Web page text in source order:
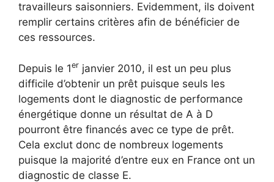
travailleurs saisonniers. Evidemment, ils doivent
remplir certains critères afin de bénéficier de
ces ressources.
Depuis le 1er janvier 2010, il est un peu plus
difficile d’obtenir un prêt puisque seuls les
logements dont le diagnostic de performance
énergétique donne un résultat de A à D
pourront être financés avec ce type de prêt.
Cela exclut donc de nombreux logements
puisque la majorité d’entre eux en France ont un
diagnostic de classe E.